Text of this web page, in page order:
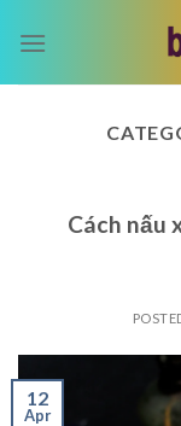
Cách nấu
12
Apr